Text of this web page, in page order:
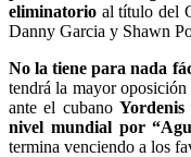
eliminatorio al título del
Danny Garcia y Shawn
No la tiene para nada
tendrá la mayor oposición
ante el cubano Yordenis
nivel mundial por
termina venciendo a los